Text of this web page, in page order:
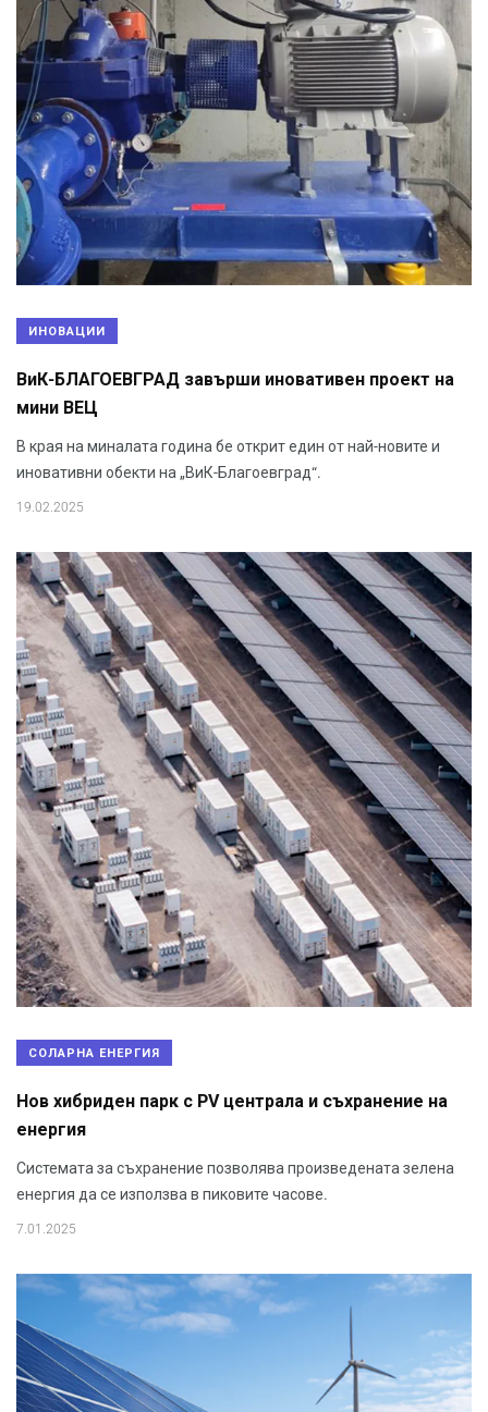
ИНОВАЦИИ
ВиК-БЛАГОЕВГРАД завърши иновативен проект на
мини ВЕЦ
В края на миналата година бе открит един от най-новите и
иновативни обекти на „ВиК-Благоевград“.
19.02.2025
СОЛАРНА ЕНЕРГИЯ
Нов хибриден парк с PV централа и съхранение на
енергия
Системата за съхранение позволява произведената зелена
енергия да се използва в пиковите часове.
7.01.2025